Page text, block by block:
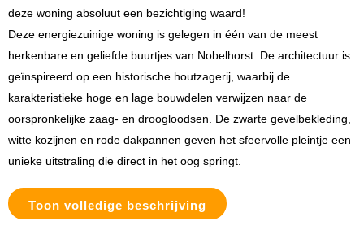
deze woning absoluut een bezichtiging waard!
Deze energiezuinige woning is gelegen in één van de meest
herkenbare en geliefde buurtjes van Nobelhorst. De architectuur is
geïnspireerd op een historische houtzagerij, waarbij de
karakteristieke hoge en lage bouwdelen verwijzen naar de
oorspronkelijke zaag- en droogloodsen. De zwarte gevelbekleding,
witte kozijnen en rode dakpannen geven het sfeervolle pleintje een
unieke uitstraling die direct in het oog springt.
Toon volledige beschrijving